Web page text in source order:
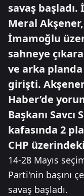
savaş başladı.
Meral
İmamoğlu
sahneye
ve arka planda
girişti.
Haber’de
Başkanı Savcı
kafasında 2
CHP
14-28 Mayıs
Parti'nin başını
savaş başladı.